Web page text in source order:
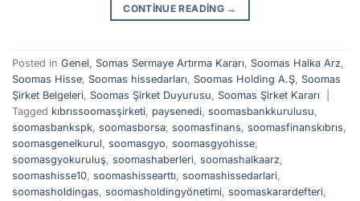
CONTINUE READING →
Posted in Genel, Somas Sermaye Artırma Kararı, Soomas Halka Arz,
Soomas Hisse, Soomas hissedarları, Soomas Holding A.Ş, Soomas
Şirket Belgeleri, Soomas Şirket Duyurusu, Soomas Şirket Kararı
Tagged kıbrıssoomasşirketi, paysenedi, soomasbankkurulusu,
soomasbankspk, soomasborsa, soomasfinans, soomasfinanskıbrıs,
soomasgenelkurul, soomasgyo, soomasgyohisse,
soomasgyokuruluş, soomashaberleri, soomashalkaarz,
soomashisse10, soomashissearttı, soomashissedarlari,
soomasholdingas, soomasholdingyönetimi, soomaskarardefteri,